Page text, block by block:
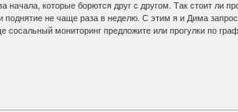
которые борются друг с другом. Так стоит ли
не чаще раза в неделю. С этим я и Дима
сосальный мониторинг предложите или прогулки по